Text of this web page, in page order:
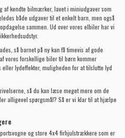
af kendte bilmærker, lavet i miniudgaver som
både udgaver til et enkelt barn, men også
sammen. Ud over vores elbiler har vi
.
så barnet på ny kan få timevis af gode
vores forskellige biler til børn kommer
lydeffekter, muligheden for at tilslutte lyd
så du kan læse meget mere om de
alligevel spørgsmål? Så er vi klar til at hjælpe
og store 4x4 firhjulstrækkere som er